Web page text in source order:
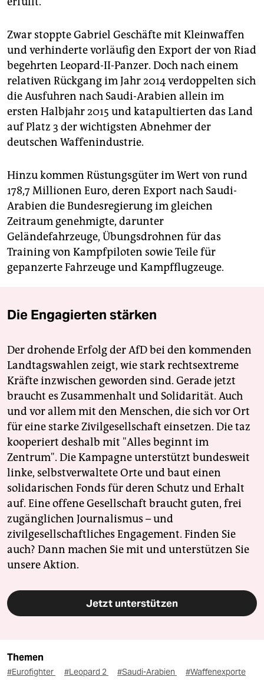
Zwar stoppte Gabriel Geschäfte mit Kleinwaffen
und verhinderte vorläufig den Export der von Riad
begehrten Leopard-II-Panzer. Doch nach einem
relativen Rückgang im Jahr 2014 verdoppelten sich
die Ausfuhren nach Saudi-Arabien allein im
ersten Halbjahr 2015 und katapultierten das Land
auf Platz 3 der wichtigsten Abnehmer der
deutschen Waffenindustrie.
Hinzu kommen Rüstungsgüter im Wert von rund
178,7 Millionen Euro, deren Export nach Saudi-
Arabien die Bundesregierung im gleichen
Zeitraum genehmigte, darunter
Geländefahrzeuge, Übungsdrohnen für das
Training von Kampfpiloten sowie Teile für
gepanzerte Fahrzeuge und Kampfflugzeuge.
Die Engagierten stärken
Der drohende Erfolg der AfD bei den kommenden
Landtagswahlen zeigt, wie stark rechtsextreme
Kräfte inzwischen geworden sind. Gerade jetzt
braucht es Zusammenhalt und Solidarität. Auch
und vor allem mit den Menschen, die sich vor Ort
für eine starke Zivilgesellschaft einsetzen. Die taz
kooperiert deshalb mit "Alles beginnt im
Zentrum". Die Kampagne unterstützt bundesweit
linke, selbstverwaltete Orte und baut einen
solidarischen Fonds für deren Schutz und Erhalt
auf. Eine offene Gesellschaft braucht guten, frei
zugänglichen Journalismus – und
zivilgesellschaftliches Engagement. Finden Sie
auch? Dann machen Sie mit und unterstützen Sie
unsere Aktion.
Jetzt unterstützen
Themen
#Eurofighter #Leopard 2 #Saudi-Arabien #Waffenexporte